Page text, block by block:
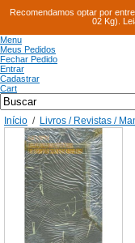
Recomendamos optar por
02 Kg).
Menu
Meus Pedidos
Fechar Pedido
Entrar
Cadastrar
Cart
Início / Livros / Revistas /